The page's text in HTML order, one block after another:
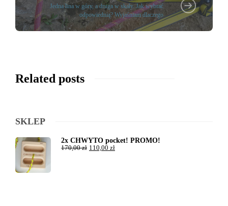
Jedna lina w góry, a druga w skały. Jak wybrać
odpowiednią? Wyjaśniam dlaczego
Related posts
SKLEP
2x CHWYTO pocket! PROMO!
170,00zł 110,00 zł